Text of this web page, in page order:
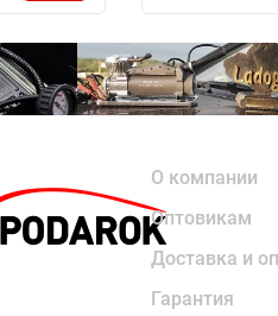
О компании
Оптовикам
Доставка и
Гарантия